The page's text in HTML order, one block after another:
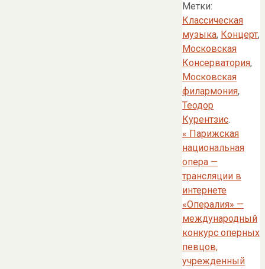
Метки:
Классическая
музыка, Концерт,
Московская
Консерватория,
Московская
филармония,
Теодор
Курентзис.
« Парижская
национальная
опера —
трансляции в
интернете
«Опералия» —
международный
конкурс оперных
певцов,
учрежденный